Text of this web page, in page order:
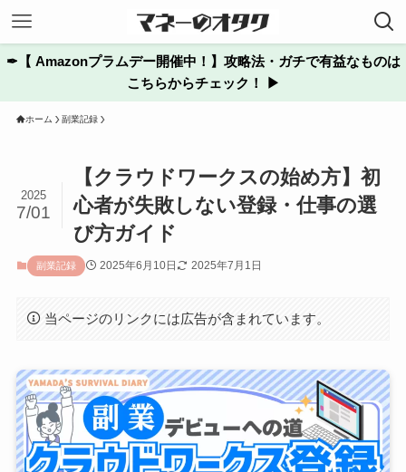
✒︎【 Amazonプラムデー開催中！】攻略法・ガチで有益なものは
こちらからチェック！ ▶
ホーム 副業記録
【クラウドワークスの始め方】初
心者が失敗しない登録・仕事の選
び方ガイド
2025
7/01
副業記録 2025年6月10日 2025年7月1日
当ページのリンクには広告が含まれています。